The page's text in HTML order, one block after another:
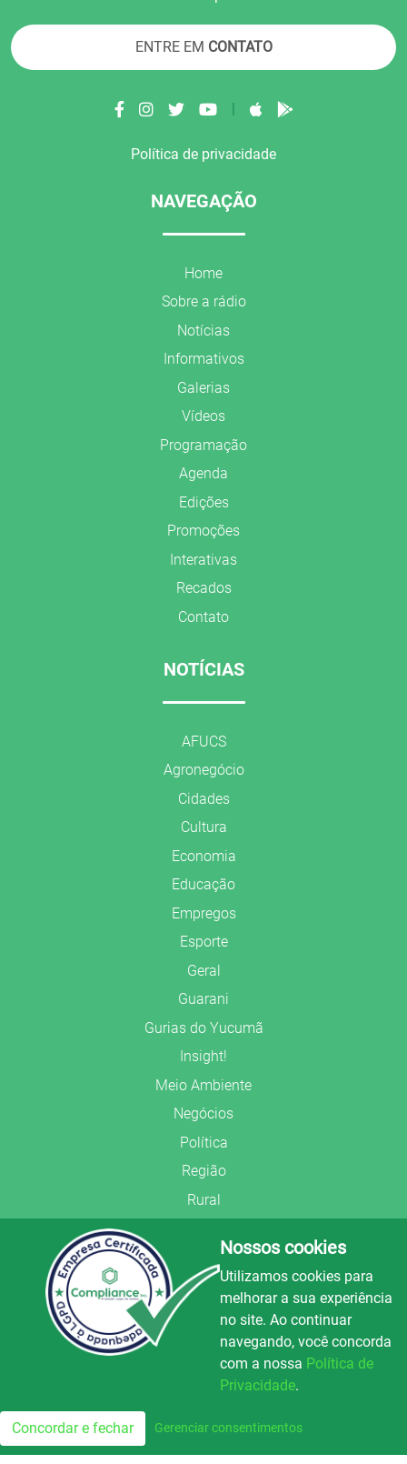
ENTRE EM CONTATO
Política de privacidade
NAVEGAÇÃO
Home
Sobre a rádio
Notícias
Informativos
Galerias
Vídeos
Programação
Agenda
Edições
Promoções
Interativas
Recados
Contato
NOTÍCIAS
AFUCS
Agronegócio
Cidades
Cultura
Economia
Educação
Empregos
Esporte
Geral
Guarani
Gurias do Yucumã
Insight!
Meio Ambiente
Negócios
Política
Região
Rural
Segurança Pública
União Frederiquense
© Copyright 2022.LA+.
Todos os direitos reservados.
100.3
FM
Nossos cookies
Utilizamos cookies para
melhorar a sua experiência
no site. Ao continuar
navegando, você concorda
com a nossa Política de
Privacidade.
Concordar e fechar Gerenciar consentimentos